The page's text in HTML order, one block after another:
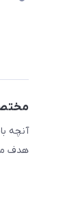
آنچه
هدف